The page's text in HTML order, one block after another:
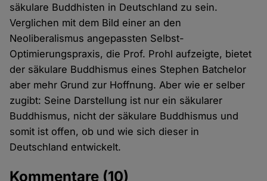
säkulare Buddhisten in Deutschland zu sein.
Verglichen mit dem Bild einer an den
Neoliberalismus angepassten Selbst-
Optimierungspraxis, die Prof. Prohl aufzeigte, bietet
der säkulare Buddhismus eines Stephen Batchelor
aber mehr Grund zur Hoffnung. Aber wie er selber
zugibt: Seine Darstellung ist nur ein säkularer
Buddhismus, nicht der säkulare Buddhismus und
somit ist offen, ob und wie sich dieser in
Deutschland entwickelt.
Kommentare (10)